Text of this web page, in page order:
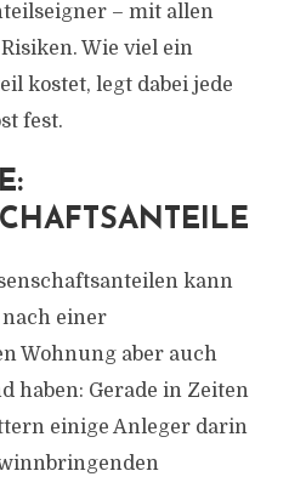
– mit allen
Wie viel ein
kostet, legt dabei jede
fest.
kann
einer
Wohnung aber auch
haben: Gerade in Zeiten
einige Anleger darin